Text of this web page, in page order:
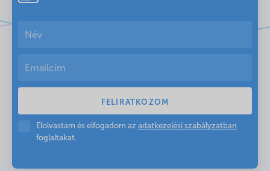
Elolvastam és elfogadom az adatkezelési szabályzatban
foglaltakat.